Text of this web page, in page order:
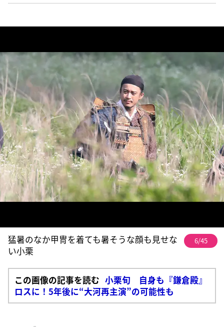
猛暑のなか甲冑を着ても暑そうな顔も見せな
い小栗
6/45
この画像の記事を読む 小栗旬 自身も『鎌倉殿』
ロスに！5年後に“大河再主演”の可能性も